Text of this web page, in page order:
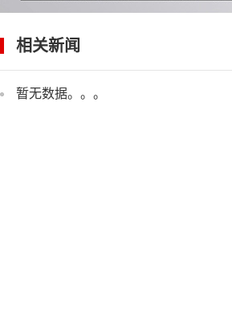
相关新闻
暂无数据。。。